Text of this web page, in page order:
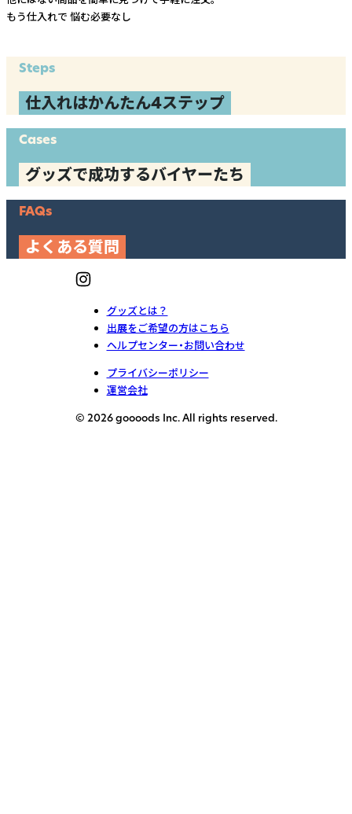
もう仕入れで 悩む必要なし
Steps
仕入れはかんたん4ステップ
Cases
グッズで成功するバイヤーたち
FAQs
よくある質問
グッズとは？
出展をご希望の方はこちら
ヘルプセンター・お問い合わせ
プライバシーポリシー
運営会社
© 2026 goooods Inc. All rights reserved.